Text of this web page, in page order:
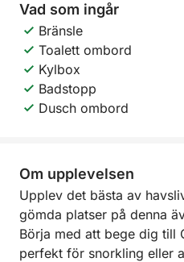
Vad som ingår
Bränsle
Toalett ombord
Kylbox
Badstopp
Dusch ombord
Om upplevelsen
Upplev det bästa av
gömda platser på denna
Börja med att bege dig till
perfekt för snorkling eller